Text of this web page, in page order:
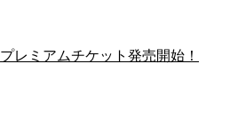
プレミアムチケット発売開始！